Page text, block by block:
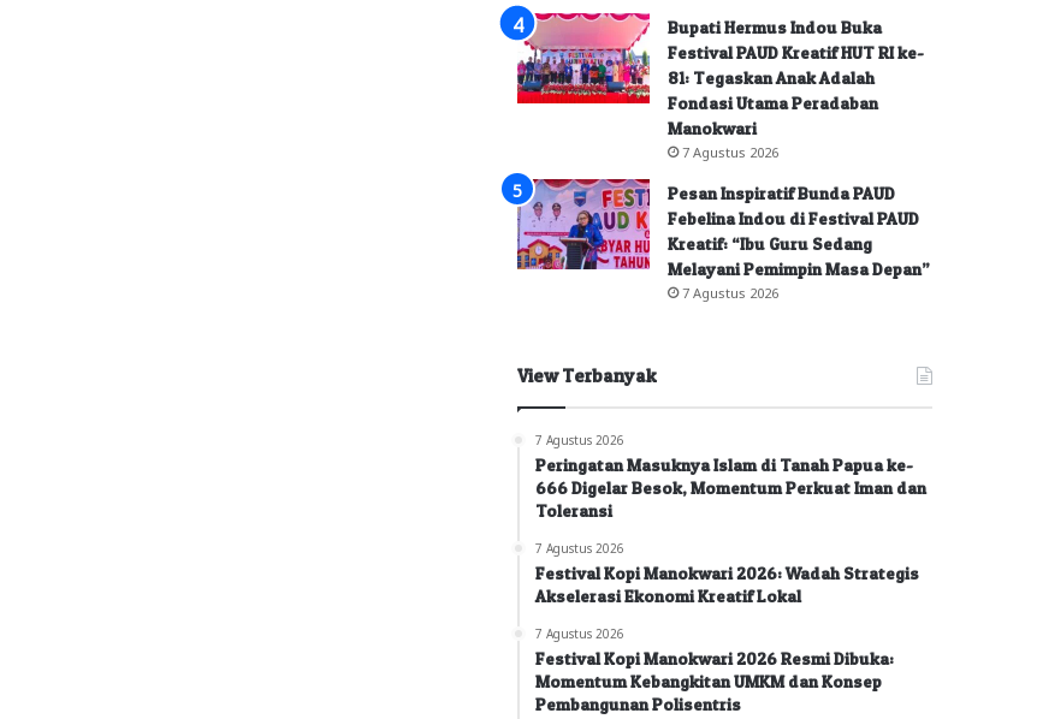
Bupati Hermus Indou Buka
Festival PAUD Kreatif HUT RI ke-
81: Tegaskan Anak Adalah
Fondasi Utama Peradaban
Manokwari
7 Agustus 2026
Pesan Inspiratif Bunda PAUD
Febelina Indou di Festival PAUD
Kreatif: “Ibu Guru Sedang
Melayani Pemimpin Masa Depan”
7 Agustus 2026
View Terbanyak
7 Agustus 2026
Peringatan Masuknya Islam di Tanah Papua ke-
666 Digelar Besok, Momentum Perkuat Iman dan
Toleransi
7 Agustus 2026
Festival Kopi Manokwari 2026: Wadah Strategis
Akselerasi Ekonomi Kreatif Lokal
7 Agustus 2026
Festival Kopi Manokwari 2026 Resmi Dibuka:
Momentum Kebangkitan UMKM dan Konsep
Pembangunan Polisentris